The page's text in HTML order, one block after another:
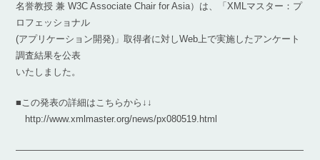
名誉教授 兼 W3C Associate Chair for Asia）は、「XMLマスター：プ
ロフェッショナル
(アプリケーション開発)」取得者に対しWeb上で実施したアンケート
調査結果を公表
いたしました。
■この発表の詳細はこちらから↓↓
http://www.xmlmaster.org/news/px080519.html
―――――――――――――――――――――――――――――――